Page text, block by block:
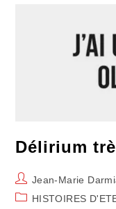
Délirium
Auteur/autrice
de
Jean-Marie
PostHISTOIRES